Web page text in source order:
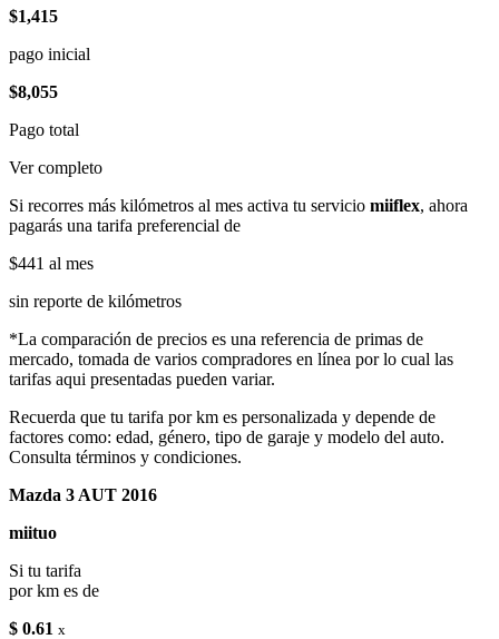
$1,415
pago inicial
$8,055
Pago total
Ver completo
Si recorres más kilómetros al mes activa tu servicio miiflex, ahora
pagarás una tarifa preferencial de
$441 al mes
sin reporte de kilómetros
*La comparación de precios es una referencia de primas de
mercado, tomada de varios compradores en línea por lo cual las
tarifas aqui presentadas pueden variar.
Recuerda que tu tarifa por km es personalizada y depende de
factores como: edad, género, tipo de garaje y modelo del auto.
Consulta términos y condiciones.
Mazda 3 AUT 2016
miituo
Si tu tarifa
por km es de
$ 0.61 x